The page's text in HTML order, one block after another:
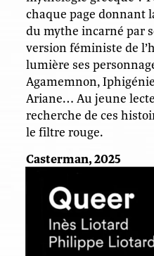
chaque page donnant
du mythe incarné par
version féministe de
lumière ses
Agamemnon,
Ariane… Au jeune
recherche de ces
le filtre rouge.
Casterman, 2025